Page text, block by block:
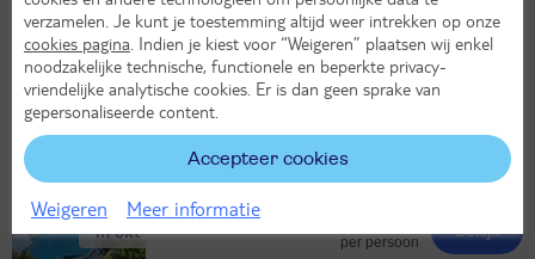
Uitstekend
Beach Curacao
TUI classificatie Appartementen
Curaçao Curaçao Jan Thiel Baai
28°
in okt
Di 27 okt 2026
9 dagen (7 nachten)
Amsterdam - Curacao
Logies
per persoon
Bekijk
verzamelen. Je kunt je toestemming altijd weer intrekken op onze
cookies pagina . Indien je kiest voor “Weigeren” plaatsen wij enkel
noodzakelijke technische, functionele en beperkte privacy-
vriendelijke analytische cookies. Er is dan geen sprake van
gepersonaliseerde content.
Accepteer cookies
Weigeren Meer informatie